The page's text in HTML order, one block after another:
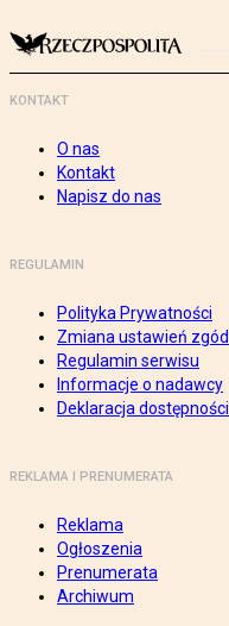
KONTAKT
O nas
Kontakt
Napisz do nas
REGULAMIN
Polityka Prywatności
Zmiana ustawień zgód
Regulamin serwisu
Informacje o nadawcy
Deklaracja dostępności
REKLAMA I PRENUMERATA
Reklama
Ogłoszenia
Prenumerata
Archiwum